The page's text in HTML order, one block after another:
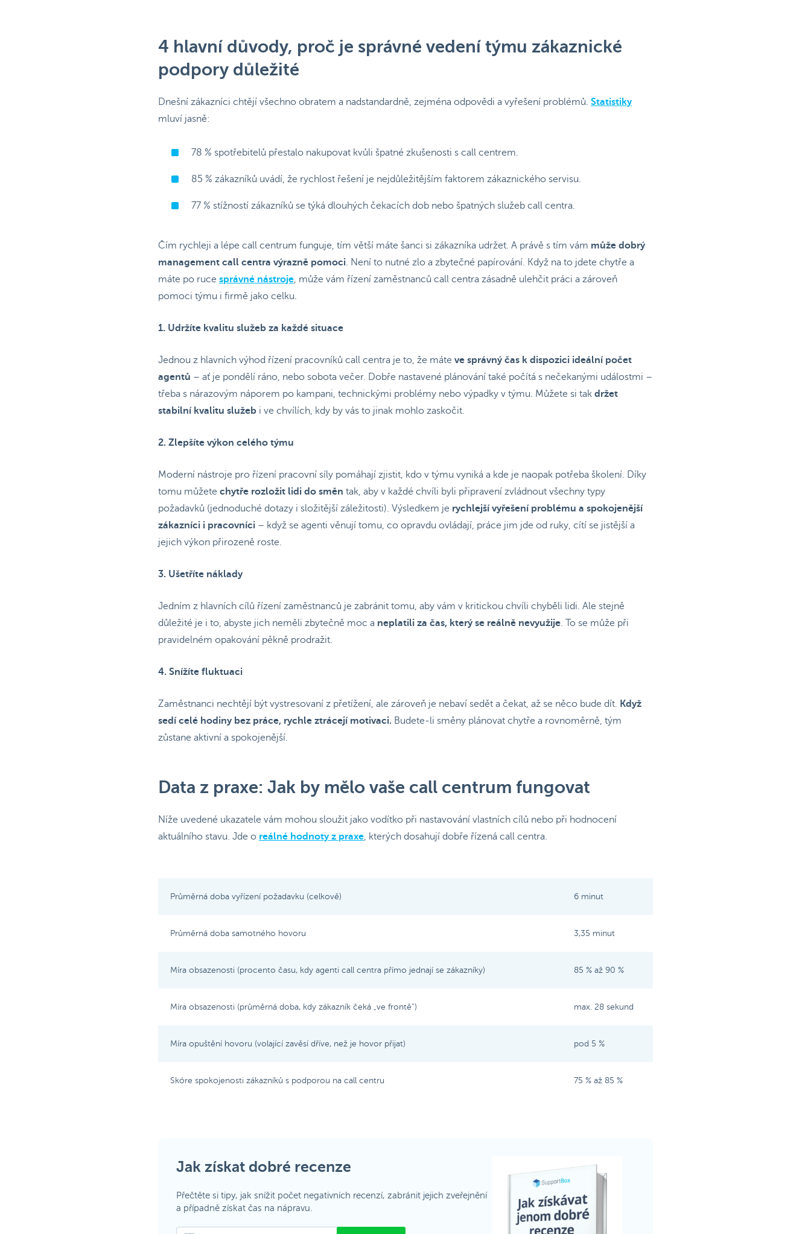
4 hlavní důvody, proč je správné vedení týmu zákaznické
podpory důležité
Dnešní zákazníci chtějí všechno obratem a nadstandardně, zejména odpovědi a vyřešení problémů. Statistiky
mluví jasně:
78 % spotřebitelů přestalo nakupovat kvůli špatné zkušenosti s call centrem.
85 % zákazníků uvádí, že rychlost řešení je nejdůležitějším faktorem zákaznického servisu.
77 % stížností zákazníků se týká dlouhých čekacích dob nebo špatných služeb call centra.
Čím rychleji a lépe call centrum funguje, tím větší máte šanci si zákazníka udržet. A právě s tím vám může dobrý
management call centra výrazně pomoci. Není to nutné zlo a zbytečné papírování. Když na to jdete chytře a
máte po ruce správné nástroje, může vám řízení zaměstnanců call centra zásadně ulehčit práci a zároveň
pomoci týmu i firmě jako celku.
1. Udržíte kvalitu služeb za každé situace
Jednou z hlavních výhod řízení pracovníků call centra je to, že máte ve správný čas k dispozici ideální počet
agentů – ať je pondělí ráno, nebo sobota večer. Dobře nastavené plánování také počítá s nečekanými událostmi –
třeba s nárazovým náporem po kampani, technickými problémy nebo výpadky v týmu. Můžete si tak držet
stabilní kvalitu služeb i ve chvílích, kdy by vás to jinak mohlo zaskočit.
2. Zlepšíte výkon celého týmu
Moderní nástroje pro řízení pracovní síly pomáhají zjistit, kdo v týmu vyniká a kde je naopak potřeba školení. Díky
tomu můžete chytře rozložit lidi do směn tak, aby v každé chvíli byli připravení zvládnout všechny typy
požadavků (jednoduché dotazy i složitější záležitosti). Výsledkem je rychlejší vyřešení problému a spokojenější
zákazníci i pracovníci – když se agenti věnují tomu, co opravdu ovládají, práce jim jde od ruky, cítí se jistější a
jejich výkon přirozeně roste.
3. Ušetříte náklady
Jedním z hlavních cílů řízení zaměstnanců je zabránit tomu, aby vám v kritickou chvíli chyběli lidi. Ale stejně
důležité je i to, abyste jich neměli zbytečně moc a neplatili za čas, který se reálně nevyužije. To se může při
pravidelném opakování pěkně prodražit.
4. Snížíte fluktuaci
Zaměstnanci nechtějí být vystresovaní z přetížení, ale zároveň je nebaví sedět a čekat, až se něco bude dít. Když
sedí celé hodiny bez práce, rychle ztrácejí motivaci. Budete-li směny plánovat chytře a rovnoměrně, tým
zůstane aktivní a spokojenější.
Data z praxe: Jak by mělo vaše call centrum fungovat
Níže uvedené ukazatele vám mohou sloužit jako vodítko při nastavování vlastních cílů nebo při hodnocení
aktuálního stavu. Jde o reálné hodnoty z praxe, kterých dosahují dobře řízená call centra.
Průměrná doba vyřízení požadavku (celkově) 6 minut
Průměrná doba samotného hovoru 3,35 minut
Míra obsazenosti (procento času, kdy agenti call centra přímo jednají se zákazníky) 85 % až 90 %
Míra obsazenosti (průměrná doba, kdy zákazník čeká „ve frontě“) max. 28 sekund
Míra opuštění hovoru (volající zavěsí dříve, než je hovor přijat) pod 5 %
Skóre spokojenosti zákazníků s podporou na call centru 75 % až 85 %
Jak získat dobré recenze
Přečtěte si tipy, jak snížit počet negativních recenzí, zabránit jejich zveřejnění
a případně získat čas na nápravu.